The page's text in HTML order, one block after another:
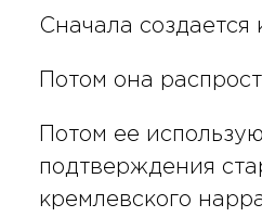
Сначала создается
Потом она
Потом ее
подтверждения
кремлевского